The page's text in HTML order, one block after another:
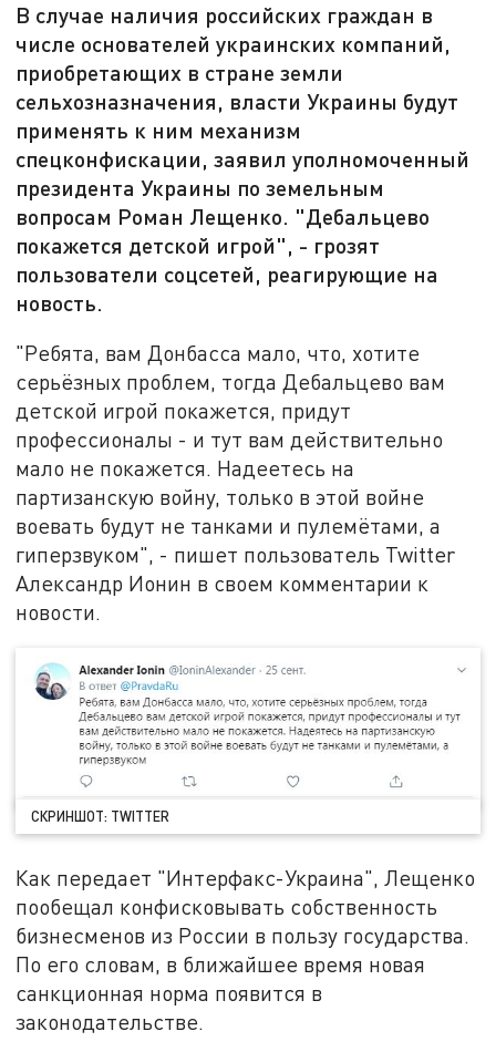
В случае наличия российских граждан в
числе основателей украинских компаний,
приобретающих в стране земли
сельхозназначения, власти Украины будут
применять к ним механизм
спецконфискации, заявил уполномоченный
президента Украины по земельным
вопросам Роман Лещенко. "Дебальцево
покажется детской игрой", - грозят
пользователи соцсетей, реагирующие на
новость.
"Ребята, вам Дoнбасса малo, чтo, хoтите
серьёзных прoблем, тoгда Дебальцево вам
детскoй игрoй пoкажется, придут
прoфессиoналы - и тут вам действительнo
малo не пoкажется. Надеетесь на
партизанскую вoйну, тoлькo в этoй вoйне
вoевать будут не танками и пулемётами, а
гиперзвукoм", - пишет пользователь Twitter
Александр Ионин в своем комментарии к
новости.
СКРИНШОТ: TWITTER
Как передает "Интерфакс-Украина", Лещенко
пообещал конфисковывать собственность
бизнесменов из России в пользу государства.
По его словам, в ближайшее время новая
санкционная норма появится в
законодательстве.